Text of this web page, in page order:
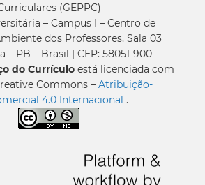
(GEPPC)
– Campus I – Centro de
dos Professores, Sala 03
– PB – Brasil | CEP: 58051-900
do Currículo está licenciada com
Commons – Atribuição-
4.0 Internacional .